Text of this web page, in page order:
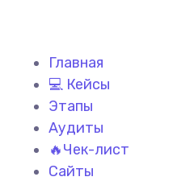
Главная
💻 Кейсы
Этапы
Аудиты
🔥Чек-лист
Сайты